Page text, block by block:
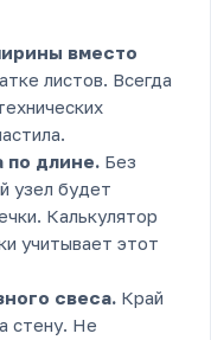
вместо
листов. Всегда
по длине. Без
узел будет
Калькулятор
учитывает этот
свеса. Край
стену. Не